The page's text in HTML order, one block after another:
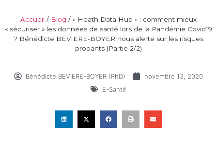
Accueil / Blog / « Heath Data Hub » : comment mieux
« sécuriser » les données de santé lors de la Pandémie Covid19
? Bénédicte BEVIERE-BOYER nous alerte sur les risques
probants (Partie 2/2)
Bénédicte BEVIERE-BOYER (PhD)
novembre 13, 2020
E-Santé